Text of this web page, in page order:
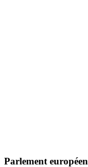
Parlement européen